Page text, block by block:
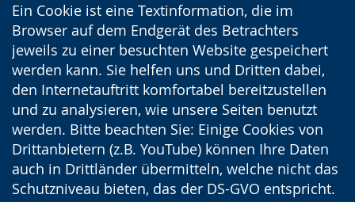
Ein Cookie ist eine Textinformation, die im
Browser auf dem Endgerät des Betrachters
jeweils zu einer besuchten Website gespeichert
werden kann. Sie helfen uns und Dritten dabei,
den Internetauftritt komfortabel bereitzustellen
und zu analysieren, wie unsere Seiten benutzt
werden. Bitte beachten Sie: Einige Cookies von
Drittanbietern (z.B. YouTube) können Ihre Daten
auch in Drittländer übermitteln, welche nicht das
Schutzniveau bieten, das der DS-GVO entspricht.